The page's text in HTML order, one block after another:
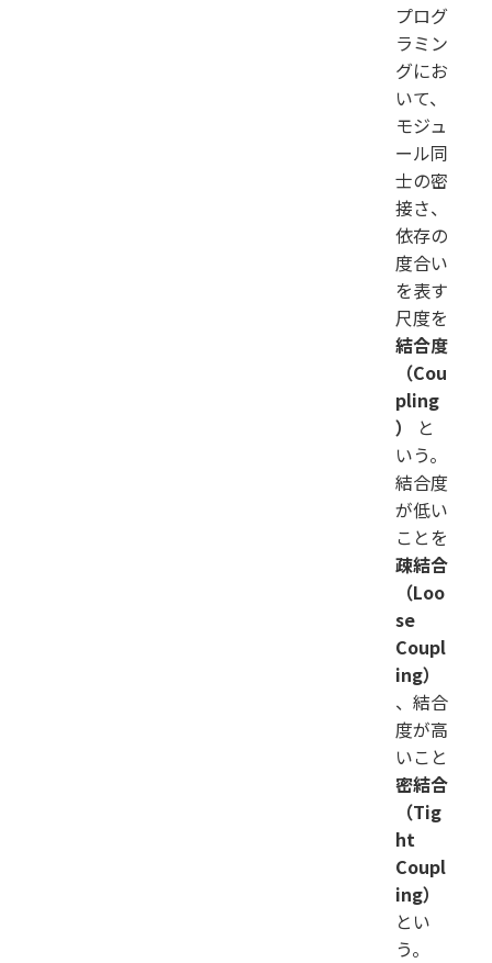
プログ
ラミン
グにお
いて、
モジュ
ール同
士の密
接さ、
依存の
度合い
を表す
尺度を
結合度
（Cou
pling
）
と
いう。
結合度
が低い
ことを
疎結合
（Loo
se
Coupl
ing）
、結合
度が高
いこと
密結合
（Tig
ht
Coupl
ing）
とい
う。